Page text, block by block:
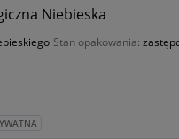
Niebieska
Stan opakowania: